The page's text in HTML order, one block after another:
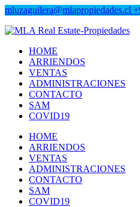
mluzaguilera@mlapropiedades.cl
MLA Real Estate-Propiedades
MLA Real Estate-Propiedades
HOME
ARRIENDOS
VENTAS
ADMINISTRACIONES
CONTACTO
SAM
COVID19
HOME
ARRIENDOS
VENTAS
ADMINISTRACIONES
CONTACTO
SAM
COVID19